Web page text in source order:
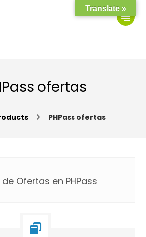
ofertas
PHPass ofertas
Ofertas en PHPass
Translate »